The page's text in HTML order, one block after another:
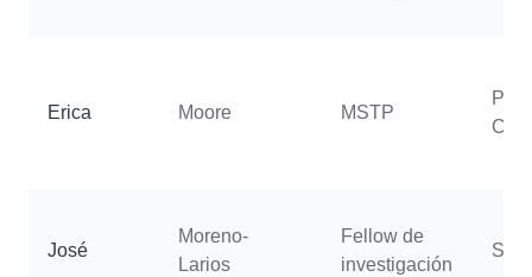
Erica Moore MSTP
José
Moreno-
Larios
Fellow de
investigación